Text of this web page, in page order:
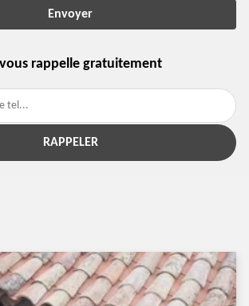
rappelle gratuitement